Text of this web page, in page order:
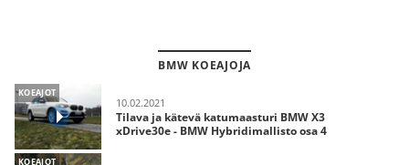
BMW KOEAJOJA
KOEAJOT
10.02.2021
Tilava ja kätevä katumaasturi BMW X3
xDrive30e - BMW Hybridimallisto osa 4
KOEAJOT